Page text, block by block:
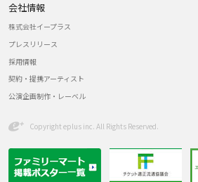
会社情報
株式会社イープラス
プレスリリース
採用情報
契約・提携アーティスト
公演企画制作・レーベル
Copyright eplus inc. All Rights Reserved.